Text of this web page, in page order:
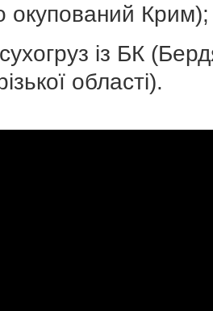
окупований Крим);
із БК
області).